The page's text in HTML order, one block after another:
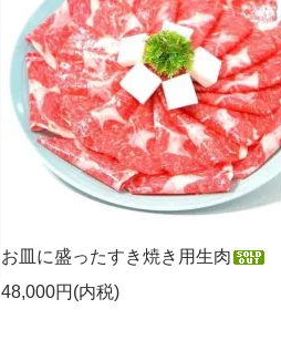
お皿に盛ったすき焼き用生肉
48,000円(内税)